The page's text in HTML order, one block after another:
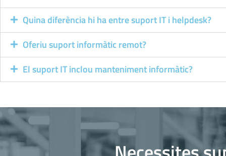
Quina diferència hi ha entre suport IT i helpdesk?
Oferiu suport informàtic remot?
El suport IT inclou manteniment informàtic?